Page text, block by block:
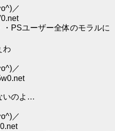
／
PSユーザー全体のモラルに
わ
／
いのよ…
／